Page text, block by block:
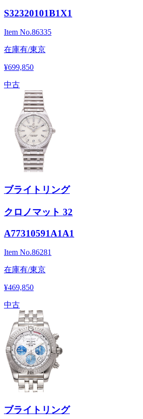
S32320101B1X1
Item No.86335
在庫有/東京
¥699,850
中古
ブライトリング
クロノマット 32
A77310591A1A1
Item No.86281
在庫有/東京
¥469,850
中古
ブライトリング